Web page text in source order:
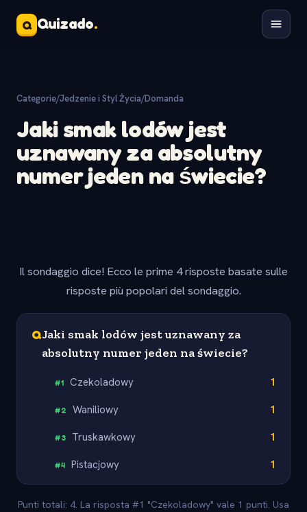
Q Quizado.
Categorie/Jedzenie i Styl Życia/Domanda
Jaki smak lodów jest
uznawany za absolutny
numer jeden na świecie?
Il sondaggio dice! Ecco le prime 4 risposte basate sulle
risposte più popolari del sondaggio.
QJaki smak lodów jest uznawany za
absolutny numer jeden na świecie?
#1 Czekoladowy 1
#2 Waniliowy 1
#3 Truskawkowy 1
#4 Pistacjowy 1
Punti totali: 4. La risposta #1 "Czekoladowy" vale 1 punti. Usa